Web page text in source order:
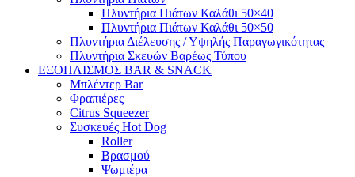
Πλυντήρια Πιάτων Καλάθι 50×40
Πλυντήρια Πιάτων Καλάθι 50×50
Πλυντήρια Διέλευσης / Υψηλής Παραγωγικότητας
Πλυντήρια Σκευών Βαρέως Τύπου
ΕΞΟΠΛΙΣΜΟΣ BAR & SNACK
Μπλέντερ Bar
Φραπιέρες
Citrus Squeezer
Συσκευές Hot Dog
Roller
Βρασμού
Ψωμιέρα